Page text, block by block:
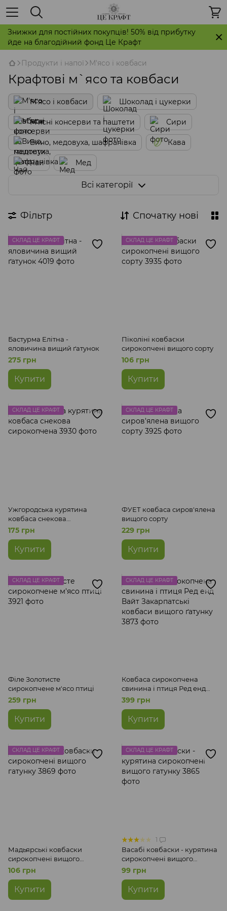
Знижки для постійних покупців! 50% від прибутку
йде на благодійний фонд Це Крафт
Продукти і напої М'ясо і ковбаси
Крафтові м`ясо та ковбаси
М'ясо і ковбаси Шоколад і цукерки
М'ясні консерви та паштети Сири
Вино, медовуха, шафранівка Кава
Чай Мед
Пастила, цукати, сухофрукти
Соуси, спеції, приправи
Консервація, конфітюри, варення
В'ялені томати і сливи Олія
Всі категорії
Фільтр Спочатку нові
СКЛАД ЦЕ КРАФТ
Бастурма Елітна -
яловичина вищий ґатунок
275 грн
Купити
СКЛАД ЦЕ КРАФТ
Піколіні ковбаски
сирокопчені вищого сорту
106 грн
Купити
СКЛАД ЦЕ КРАФТ
Ужгородська курятина
ковбаса снекова
сирокопчена
175 грн
Купити
СКЛАД ЦЕ КРАФТ
ФУЕТ ковбаса сиров'ялена
вищого сорту
229 грн
Купити
СКЛАД ЦЕ КРАФТ
Філе Золотисте
сирокопчене м'ясо птиці
259 грн
Купити
СКЛАД ЦЕ КРАФТ
Ковбаса сирокопчена
свинина і птиця Ред енд
Вайт Закарпатські ковбаси
вищого ґатунку
399 грн
Купити
СКЛАД ЦЕ КРАФТ
Мадьярські ковбаски
сирокопчені вищого
гатунку
106 грн
Купити
СКЛАД ЦЕ КРАФТ
1
Васабі ковбаски - курятина
сирокопчені вищого
гатунку
99 грн
Купити